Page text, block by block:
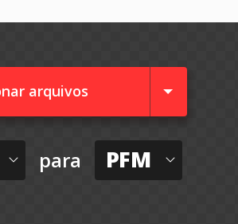
arquivos
para PFM